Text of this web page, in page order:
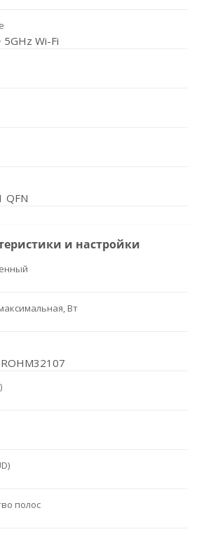
5GHz Wi-Fi
QFN
и настройки
Вт
полос